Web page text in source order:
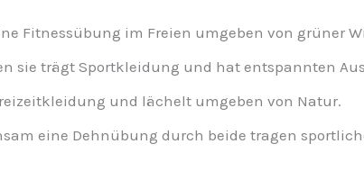
Fitnessübung im Freien umgeben von grüner
sie trägt Sportkleidung und hat entspannten
und lächelt umgeben von Natur.
eine Dehnübung durch beide tragen